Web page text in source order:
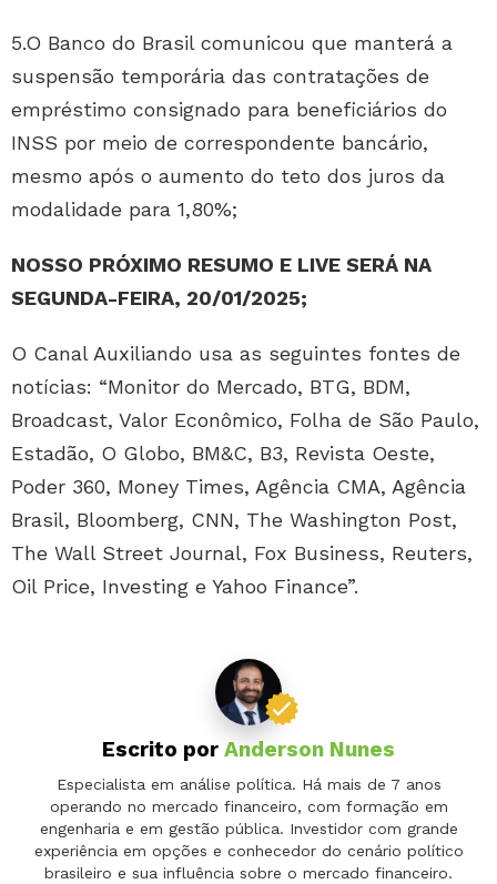
5.O Banco do Brasil comunicou que manterá a
suspensão temporária das contratações de
empréstimo consignado para beneficiários do
INSS por meio de correspondente bancário,
mesmo após o aumento do teto dos juros da
modalidade para 1,80%;
NOSSO PRÓXIMO RESUMO E LIVE SERÁ NA
SEGUNDA-FEIRA, 20/01/2025;
O Canal Auxiliando usa as seguintes fontes de
notícias: “Monitor do Mercado, BTG, BDM,
Broadcast, Valor Econômico, Folha de São Paulo,
Estadão, O Globo, BM&C, B3, Revista Oeste,
Poder 360, Money Times, Agência CMA, Agência
Brasil, Bloomberg, CNN, The Washington Post,
The Wall Street Journal, Fox Business, Reuters,
Oil Price, Investing e Yahoo Finance”.
Escrito por Anderson Nunes
Especialista em análise política. Há mais de 7 anos
operando no mercado financeiro, com formação em
engenharia e em gestão pública. Investidor com grande
experiência em opções e conhecedor do cenário político
brasileiro e sua influência sobre o mercado financeiro.